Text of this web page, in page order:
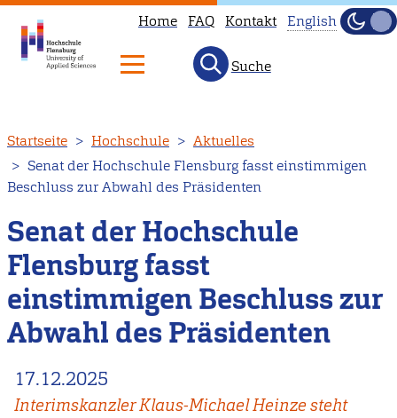
zum
Inhalt
Home FAQ Kontakt
available
our
main
instead.
English
Hell
Suche
Startseite Hochschule
Aktuelles
Senat der Hochschule Flensburg fasst einstimmigen
Beschluss zur Abwahl des Präsidenten
Senat der Hochschule
Flensburg fasst
einstimmigen Beschluss zur
Abwahl des Präsidenten
17.12.2025
Interimskanzler Klaus-Michael Heinze steht